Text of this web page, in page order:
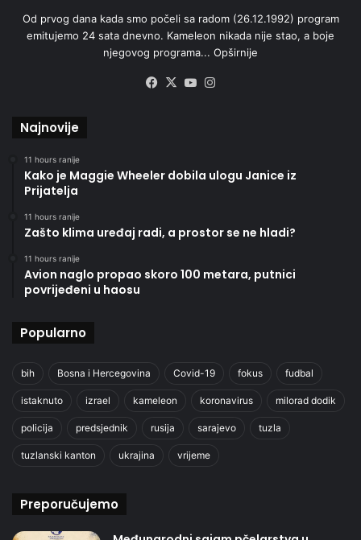
Od prvog dana kada smo počeli sa radom (26.12.1992) program
emitujemo 24 sata dnevno. Kameleon nikada nije stao, a boje
njegovog programa... Opširnije
Facebook
X YouTube
Najnovije
11 hours ranije
Kako je Maggie Wheeler dobila ulogu Janice iz
Prijatelja
11 hours ranije
Zašto klima uređaj radi, a prostor se ne hladi?
11 hours ranije
Avion naglo propao skoro 100 metara, putnici
povrijeđeni u haosu
Popularno
bih Bosna i Hercegovina Covid-19 fokus fudbal
istaknuto izrael kameleon koronavirus milorad dodik
policija predsjednik rusija sarajevo tuzla
tuzlanski kanton ukrajina vrijeme
Preporučujemo